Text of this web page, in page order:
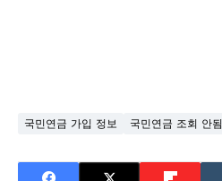
국민연금 가입 정보 국민연금 조회 안됨